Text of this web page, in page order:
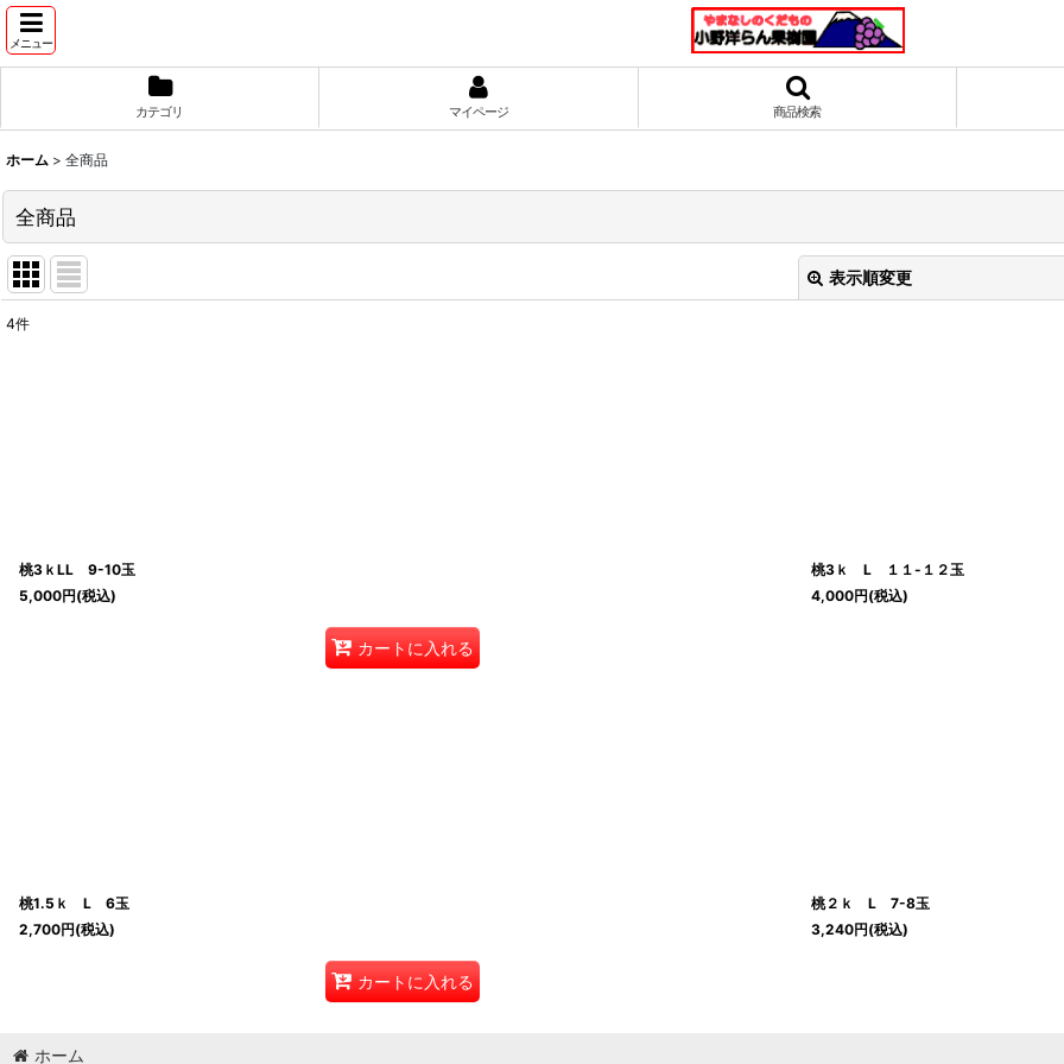
メニュー
カテゴリ マイページ 商品検索
ホーム > 全商品
全商品
表示順変更
4件
桃3ｋLL 9-10玉
5,000円(税込)
カートに入れる
桃3ｋ L １１-１２玉
4,000円(税込)
桃1.5ｋ L 6玉
2,700円(税込)
カートに入れる
桃２ｋ L 7-8玉
3,240円(税込)
ホーム